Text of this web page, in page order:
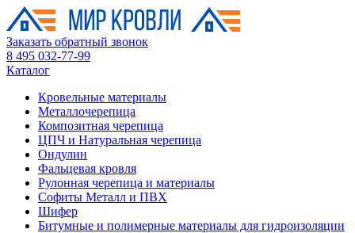
Заказать обратный звонок
8 495 032-77-99
Каталог
Кровельные материалы
Металлочерепица
Композитная черепица
ЦПЧ и Натуральная черепица
Ондулин
Фальцевая кровля
Рулонная черепица и материалы
Софиты Металл и ПВХ
Шифер
Битумные и полимерные материалы для гидроизоляции